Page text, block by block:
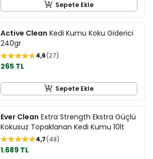
Sepete Ekle
Active Clean Kedi Kumu Koku Giderici
240gr
4,6 27
265 TL
Sepete Ekle
Ever Clean Extra Strength Ekstra Güçlü
Kokusuz Topaklanan Kedi Kumu 10lt
4,7 48
1.689 TL